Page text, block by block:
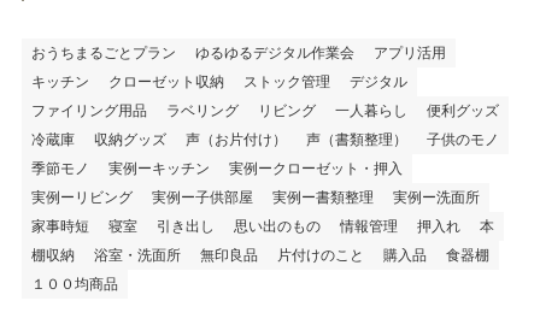
おうちまるごとプラン ゆるゆるデジタル作業会
アプリ活用
キッチン
クローゼット収納 ストック管理
デジタル
ファイリング用品
ラベリング リビング 一人暮らし
便利グッズ
冷蔵庫
収納グッズ 声（お片付け） 声（書類整理）
子供のモノ
季節モノ
実例ーキッチン
実例ークローゼット・押入
実例ーリビング
実例ー子供部屋 実例ー書類整理
実例ー洗面所
家事時短
寝室 引き出し 思い出のもの 情報管理 押入れ
本
棚収納
浴室・洗面所 無印良品 片付けのこと 購入品
食器棚
１００均商品